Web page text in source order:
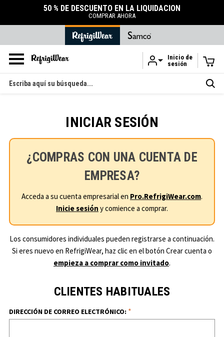
Ir al contenido principal
50 % DE DESCUENTO EN LA LIQUIDACIÓN
COMPRAR AHORA
Inicio de
sesión
Buscar
en
INICIAR SESIÓN
¿COMPRAS CON UNA CUENTA DE
EMPRESA?
Acceda a su cuenta empresarial en Pro.RefrigiWear.com.
Inicie sesión y comience a comprar.
Los consumidores individuales pueden registrarse a continuación.
Si eres nuevo en RefrigiWear, haz clic en el botón Crear cuenta o
empieza a comprar como invitado.
CLIENTES HABITUALES
DIRECCIÓN DE CORREO ELECTRÓNICO: *